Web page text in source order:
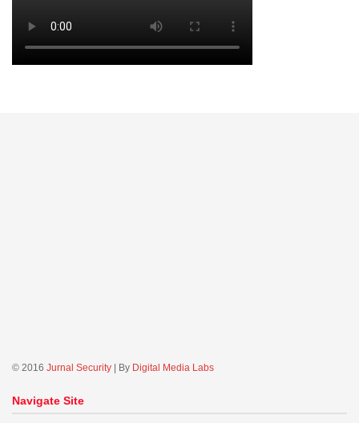
© 2016 Jurnal Security | By Digital Media Labs
Navigate Site